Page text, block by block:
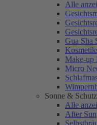
Alle
Gua Sha
Make-up
Micro
Sonne & Schutz
Alle
After Sun